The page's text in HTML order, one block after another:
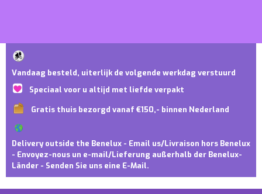
Vandaag besteld, uiterlijk de volgende werkdag verstuurd
Speciaal voor u altijd met liefde verpakt
Gratis thuis bezorgd vanaf €150,- binnen Nederland
Delivery outside the Benelux - Email us/Livraison hors Benelux
- Envoyez-nous un e-mail/Lieferung außerhalb der Benelux-
Länder - Senden Sie uns eine E-Mail.